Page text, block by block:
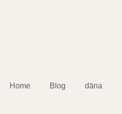
Home Blog dāna